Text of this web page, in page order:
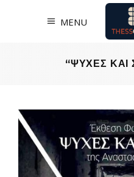
MENU
“ΨΥΧΕΣ ΚΑΙ